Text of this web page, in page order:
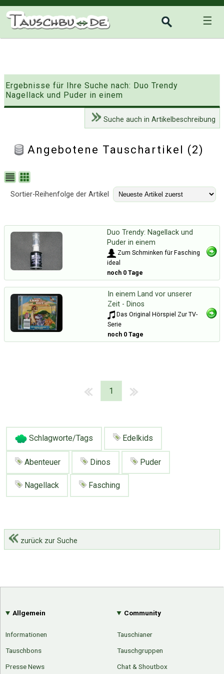
☰
Ergebnisse für Ihre Suche nach: Duo Trendy
Nagellack und Puder in einem
Suche auch in Artikelbeschreibung
Angebotene Tauschartikel (2)
Sortier-Reihenfolge der Artikel
Duo Trendy: Nagellack und
Puder in einem
Zum Schminken für Fasching
ideal
noch 0 Tage
In einem Land vor unserer
Zeit - Dinos
Das Original Hörspiel Zur TV-
Serie
noch 0 Tage
1
Schlagworte/Tags Edelkids
Abenteuer Dinos Puder
Nagellack Fasching
zurück zur Suche
Allgemein
Informationen
Tauschbons
Presse News
Community
Tauschianer
Tauschgruppen
Chat & Shoutbox